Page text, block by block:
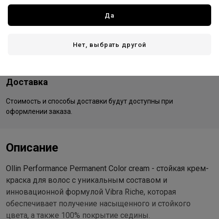
Россия - страна бренда
Доставка
Стоимость и способы доставки будут доступны при
оформлении заказа.
Описание
Ollin Performance Permanent Color cream - стойкая крем-
краска для волос с уникальным составом и
инновационной формулой Vibra Riche, которая
обеспечивает получение насыщенного и стойкого
цвета, а также 100% покрытие седины.
Да
Нет, выбрать другой